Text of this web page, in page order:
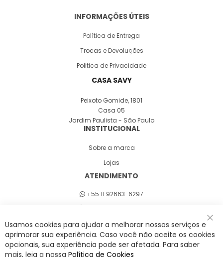
INFORMAÇÕES ÚTEIS
Política de Entrega
Trocas e Devoluções
Politica de Privacidade
CASA SAVY
Peixoto Gomide, 1801
Casa 05
Jardim Paulista - São Paulo
INSTITUCIONAL
Sobre a marca
Lojas
ATENDIMENTO
+55 11 92663-6297
A Savy é uma lifestyle brand. Uma marca que promove fluidez para viver
Usamos cookies para ajudar a melhorar nossos serviços e
aprimorar sua experiência. Caso você não aceite os cookies
opcionais, sua experiência pode ser afetada. Para saber
mais, leia a nossa Política de Cookies